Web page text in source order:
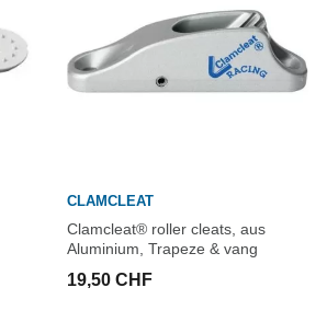
CLAMCLEAT
Clamcleat® roller cleats, aus
Aluminium, Trapeze & vang
19,50 CHF